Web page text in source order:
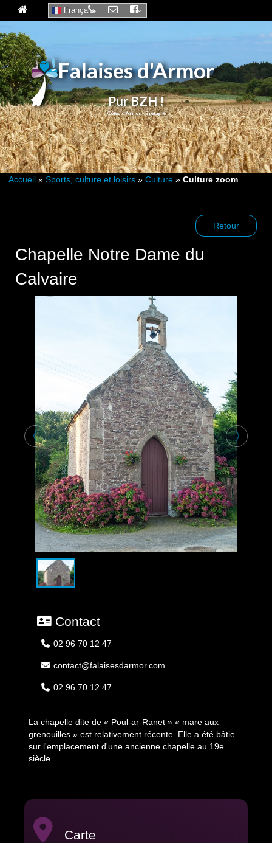
Falaises d'Armor
Pur BZH !
Accueil » Sports, culture et loisirs » Culture » Culture zoom
Retour
Chapelle Notre Dame du
Calvaire
〈 〉
Contact
02 96 70 12 47
contact@falaisesdarmor.com
02 96 70 12 47
La chapelle dite de « Poul-ar-Ranet » « mare aux
grenouilles » est relativement récente. Elle a été bâtie
sur l'emplacement d'une ancienne chapelle au 19e
siècle.
Carte
Français